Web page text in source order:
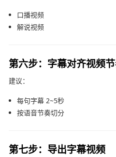
口播视频
解说视频
第六步：字幕对齐视频
建议：
每句字幕 2~5秒
按语音节奏切分
第七步：导出字幕视频